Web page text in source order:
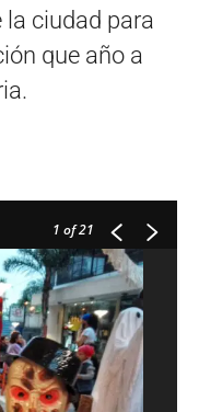
la ciudad para
que año a
1 of 21